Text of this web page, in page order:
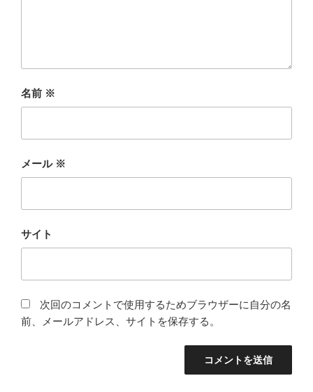
名前 ※
メール ※
サイト
次回のコメントで使用するためブラウザーに自分の名
前、メールアドレス、サイトを保存する。